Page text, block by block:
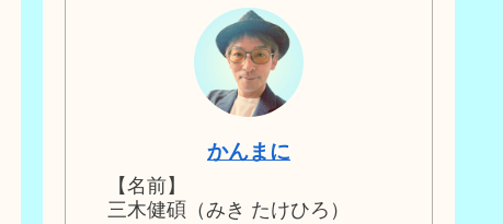
かんまに
【名前】
三木健碩（みき たけひろ）